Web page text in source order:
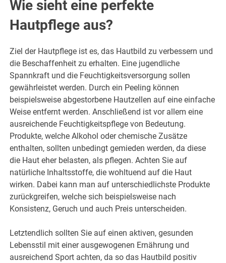
Wie sieht eine perfekte
Hautpflege aus?
Ziel der Hautpflege ist es, das Hautbild zu verbessern und
die Beschaffenheit zu erhalten. Eine jugendliche
Spannkraft und die Feuchtigkeitsversorgung sollen
gewährleistet werden. Durch ein Peeling können
beispielsweise abgestorbene Hautzellen auf eine einfache
Weise entfernt werden. Anschließend ist vor allem eine
ausreichende Feuchtigkeitspflege von Bedeutung.
Produkte, welche Alkohol oder chemische Zusätze
enthalten, sollten unbedingt gemieden werden, da diese
die Haut eher belasten, als pflegen. Achten Sie auf
natürliche Inhaltsstoffe, die wohltuend auf die Haut
wirken. Dabei kann man auf unterschiedlichste Produkte
zurückgreifen, welche sich beispielsweise nach
Konsistenz, Geruch und auch Preis unterscheiden.
Letztendlich sollten Sie auf einen aktiven, gesunden
Lebensstil mit einer ausgewogenen Ernährung und
ausreichend Sport achten, da so das Hautbild positiv